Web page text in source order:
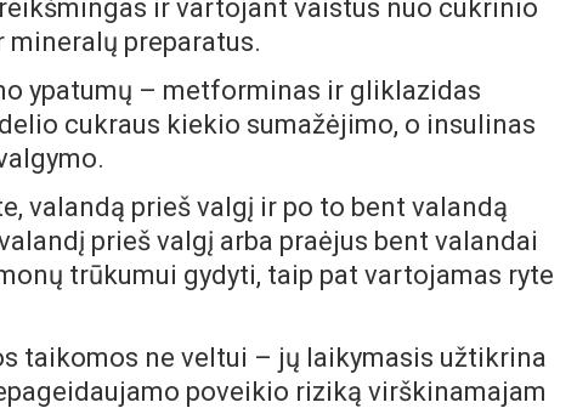
ir vartojant vaistus nuo cukrinio
preparatus.
ypatumų – metforminas ir gliklazidas
cukraus kiekio sumažėjimo, o insulinas
valandą prieš valgį ir po to bent valandą
prieš valgį arba praėjus bent valandai
trūkumui gydyti, taip pat vartojamas ryte
taikomos ne veltui – jų laikymasis užtikrina
poveikio riziką virškinamajam